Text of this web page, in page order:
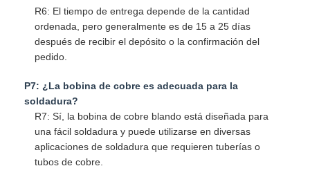
R6: El tiempo de entrega depende de la cantidad
ordenada, pero generalmente es de 15 a 25 días
después de recibir el depósito o la confirmación del
pedido.
P7: ¿La bobina de cobre es adecuada para la
soldadura?
R7: Sí, la bobina de cobre blando está diseñada para
una fácil soldadura y puede utilizarse en diversas
aplicaciones de soldadura que requieren tuberías o
tubos de cobre.